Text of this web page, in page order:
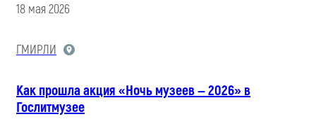
18 мая 2026
ГМИРЛИ
Как прошла акция «Ночь музеев — 2026» в
Гослитмузее